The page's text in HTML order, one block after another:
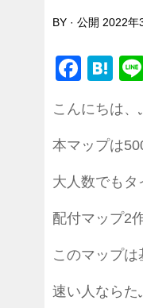
BY · 公開 2022年
こんにちは、
本マップは
大人数でもタ
配付マップ2
このマップは
速い人ならた